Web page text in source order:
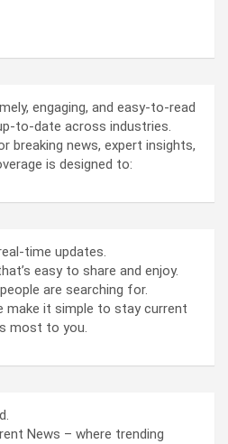
engaging, and easy-to-read
to-date across industries.
breaking news, expert insights,
is designed to:
time updates.
easy to share and enjoy.
are searching for.
make it simple to stay current
most to you.
News – where trending